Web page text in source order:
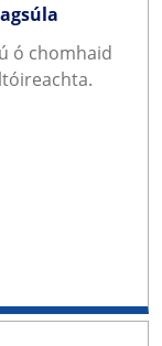
ó chomhaid